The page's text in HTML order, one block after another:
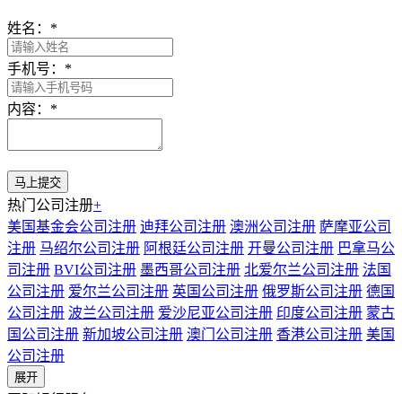
姓名： *
手机号： *
内容： *
热门公司注册+
美国基金会公司注册 迪拜公司注册 澳洲公司注册 萨摩亚公司
注册 马绍尔公司注册 阿根廷公司注册 开曼公司注册 巴拿马公
司注册 BVI公司注册 墨西哥公司注册 北爱尔兰公司注册 法国
公司注册 爱尔兰公司注册 英国公司注册 俄罗斯公司注册 德国
公司注册 波兰公司注册 爱沙尼亚公司注册 印度公司注册 蒙古
国公司注册 新加坡公司注册 澳门公司注册 香港公司注册 美国
公司注册
展开